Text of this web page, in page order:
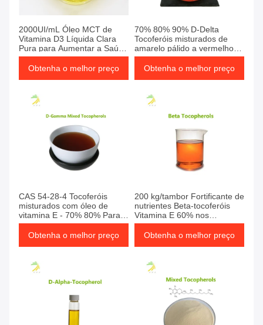
2000UI/mL Óleo MCT de
Vitamina D3 Líquida Clara
Pura para Aumentar a Saúde
Óssea
Obtenha o melhor preço
70% 80% 90% D-Delta
Tocoferóis misturados de
amarelo pálido a vermelho
castanho para a alimentação
animal
Obtenha o melhor preço
CAS 54-28-4 Tocoferóis
misturados com óleo de
vitamina E - 70% 80% Para
alimentação animal
Obtenha o melhor preço
200 kg/tambor Fortificante de
nutrientes Beta-tocoferóis
Vitamina E 60% nos
alimentos humanos
Obtenha o melhor preço